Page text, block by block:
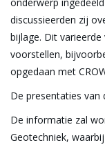
discussieerden zij
bijlage. Dit
voorstellen,
opgedaan met
De presentaties van
De informatie zal
Geotechniek,